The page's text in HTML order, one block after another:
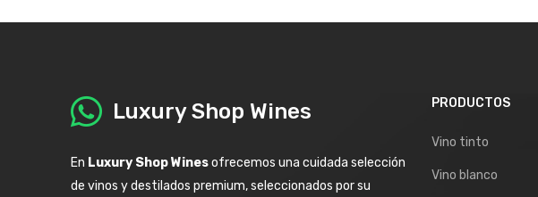
Luxury Shop Wines
En Luxury Shop Winesofrecemos una cuidada selección
de vinos y destilados premium, seleccionados por su
PRODUCTOS
Vino tinto
Vino blanco